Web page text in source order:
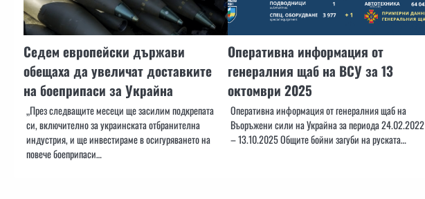
Седем европейски държави
обещаха да увеличат доставките
на боеприпаси за Украйна
„През следващите месеци ще засилим подкрепата
си, включително за украинската отбранителна
индустрия, и ще инвестираме в осигуряването на
повече боеприпаси…
Оперативна информация от
генералния щаб на ВСУ за 13
октомври 2025
Оперативна информация от генералния щаб на
Въоръжени сили на Украйна за периода 24.02.2022
– 13.10.2025 Общите бойни загуби на руската…